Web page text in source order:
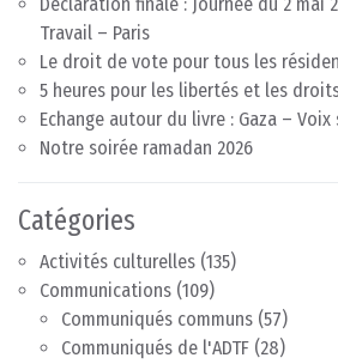
Travail – Paris
Le droit de vote pour tous les
5 heures pour les libertés et les
Echange autour du livre : Gaza –
Notre soirée ramadan 2026
Catégories
Activités culturelles (135)
Communications (109)
Communiqués communs (57)
Communiqués de l'ADTF (28)